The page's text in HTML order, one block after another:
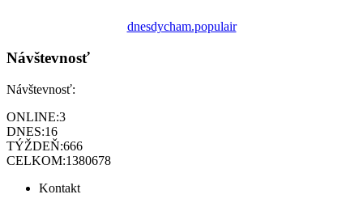
dnesdycham.populair
Návštevnosť
Návštevnosť:
ONLINE:3
DNES:16
TÝŽDEŇ:666
CELKOM:1380678
Kontakt